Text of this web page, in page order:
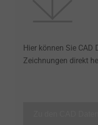
Hier können Sie CAD
Zeichnungen direkt